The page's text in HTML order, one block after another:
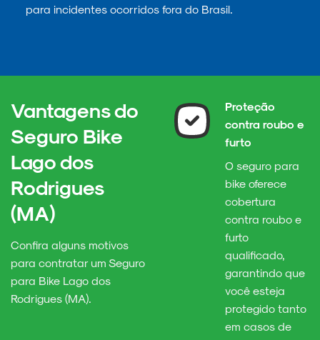
para incidentes ocorridos fora do Brasil.
Vantagens do
Seguro Bike
Lago dos
Rodrigues
(MA)
Confira alguns motivos
para contratar um Seguro
para Bike Lago dos
Rodrigues (MA).
Proteção
contra roubo e
furto
O seguro para
bike oferece
cobertura
contra roubo e
furto
qualificado,
garantindo que
você esteja
protegido tanto
em casos de